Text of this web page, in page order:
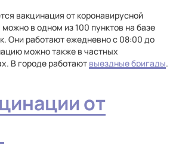
вакцинация от коронавирусной
в одном из 100 пунктов на базе
Они работают ежедневно с 08:00 до
можно также в частных
В городе работают выездные бригады.
от